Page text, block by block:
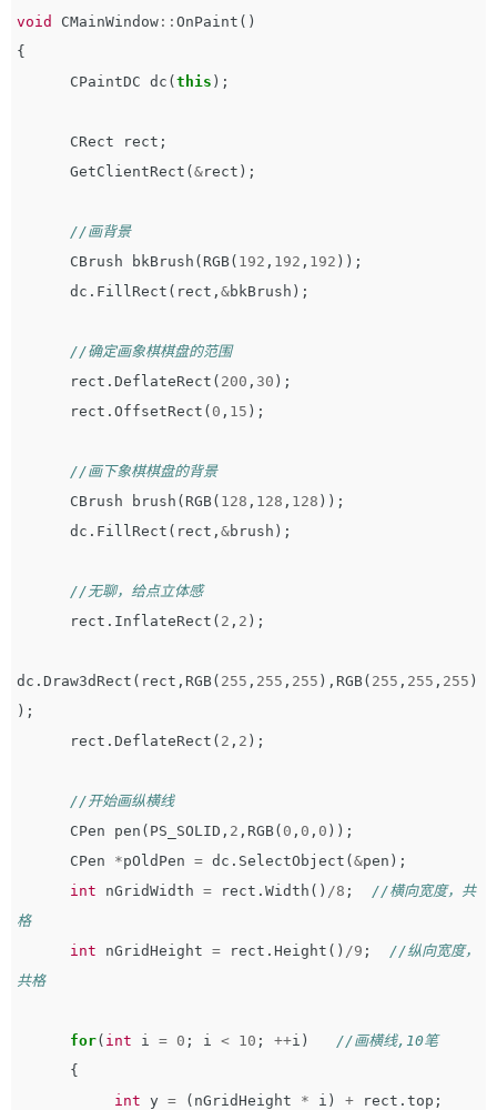
void CMainWindow :: OnPaint ()
{
CPaintDC dc ( this );
CRect rect ;
GetClientRect ( &rect );
//画背景
CBrush
bkBrush ( RGB( 192 , 192 , 192 ));
dc . FillRect ( rect , &bkBrush );
//确定画象棋棋盘的范围
rect . DeflateRect ( 200 , 30 );
rect . OffsetRect ( 0 , 15 );
//画下象棋棋盘的背景
CBrush
brush ( RGB( 128 , 128 , 128 ));
dc . FillRect ( rect , &brush );
//无聊，给点立体感
rect . InflateRect ( 2 , 2 );
dc . Draw3dRect ( rect , RGB( 255 , 255 , 255 ), RGB( 255 , 255 , 255 )
);
rect . DeflateRect ( 2 , 2 );
//开始画纵横线
CPen
pen ( PS_SOLID , 2 , RGB( 0 , 0 , 0 ));
CPen
*pOldPen = dc . SelectObject ( &pen );
int
nGridWidth = rect . Width () /8 ;
//横向宽度，共
格
int
nGridHeight = rect . Height () /9 ;
//纵向宽度，
共格
for( int i = 0 ; i < 10 ; ++i )
//画横线,10笔
{
int y = ( nGridHeight * i ) + rect . top ;